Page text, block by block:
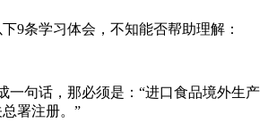
9条学习体会，不知能否帮助理解：
一句话，那必须是：“进口食品境外生产
署注册。”